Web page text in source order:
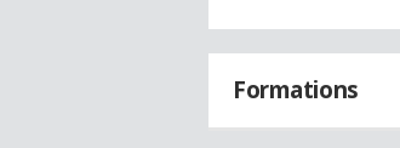
Formations